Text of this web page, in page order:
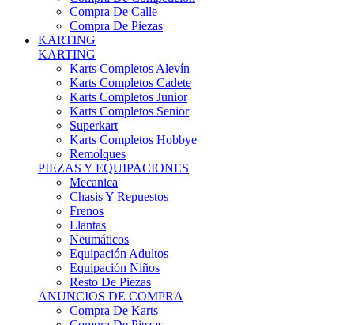
Compra De Calle
Compra De Piezas
KARTING
KARTING
Karts Completos Alevín
Karts Completos Cadete
Karts Completos Junior
Karts Completos Senior
Superkart
Karts Completos Hobbye
Remolques
PIEZAS Y EQUIPACIONES
Mecanica
Chasis Y Repuestos
Frenos
Llantas
Neumáticos
Equipación Adultos
Equipación Niños
Resto De Piezas
ANUNCIOS DE COMPRA
Compra De Karts